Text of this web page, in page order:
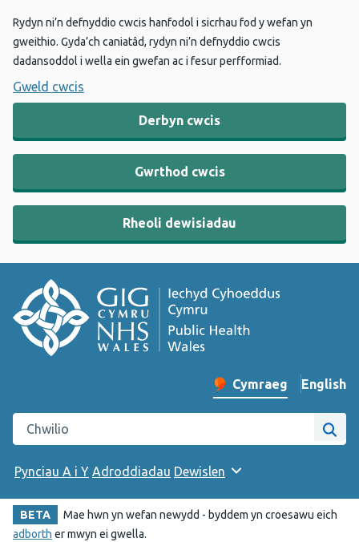
Rydyn ni’n defnyddio cwcis hanfodol i sicrhau fod y wefan yn
gweithio. Gyda’ch caniatâd, rydyn ni’n defnyddio cwcis
dadansoddol i wella ein gwefan ac i fesur perfformiad.
Gweld cwcis
Derbyn cwcis
Gwrthod cwcis
Rheoli dewisiadau
Newid iaith y wefan
Cymraeg English
–
Chwilio gwefan Iechyd Cyhoeddus Cymru
Pynciau A i Y Adroddiadau Dewislen
BETA
Mae hwn yn wefan newydd - byddem yn croesawu eich
adborth er mwyn ei gwella.